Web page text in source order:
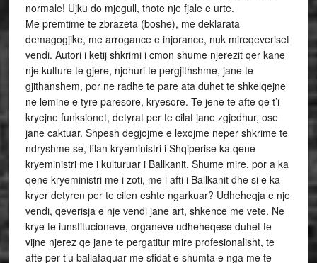
normale! Ujku do mjegull, thote nje fjale e urte.
Me premtime te zbrazeta (boshe), me deklarata
demagogjike, me arrogance e injorance, nuk mireqeveriset
vendi. Autori i ketij shkrimi i cmon shume njerezit qer kane
nje kulture te gjere, njohuri te pergjithshme, jane te
gjithanshem, por ne radhe te pare ata duhet te shkelqejne
ne lemine e tyre paresore, kryesore. Te jene te afte qe t’i
kryejne funksionet, detyrat per te cilat jane zgjedhur, ose
jane caktuar. Shpesh degjojme e lexojme neper shkrime te
ndryshme se, filan kryeministri i Shqiperise ka qene
kryeministri me i kulturuar i Ballkanit. Shume mire, por a ka
qene kryeministri me i zoti, me i afti i Ballkanit dhe si e ka
kryer detyren per te cilen eshte ngarkuar? Udheheqja e nje
vendi, qeverisja e nje vendi jane art, shkence me vete. Ne
krye te iunstitucioneve, organeve udheheqese duhet te
vijne njerez qe jane te pergatitur mire profesionalisht, te
afte per t’u ballafaquar me sfidat e shumta e nga me te